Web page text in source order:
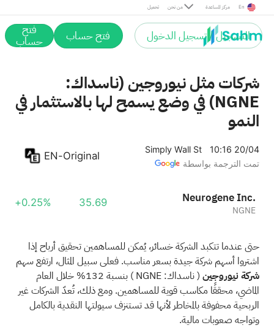
تحميل من نحن مركز المساعدة En
التسجيل / تسجيل الدخول فتح حساب فتح
حساب
شركات مثل نيوروجين (ناسداك:
NGNE) في وضع يسمح لها بالاستثمار في
النمو
Simply Wall St
10:16 20/04
تمت الترجمة بواسطة
EN-Original
Neurogene Inc.
NGNE
35.69
+0.25%
حتى عندما تتكبد الشركة خسائر، يُمكن للمساهمين تحقيق أرباح إذا
اشتروا أسهم شركة جيدة بسعر مناسب. فعلى سبيل المثال، ارتفع سهم
شركة نيوروجين(ناسداك: NGNE
) بنسبة 132% خلال العام
الماضي، محققًا مكاسب قوية للمساهمين. ومع ذلك، تُعدّ الشركات غير
الربحية محفوفة بالمخاطر لأنها قد تستنزف سيولتها النقدية بالكامل
وتواجه صعوبات مالية.